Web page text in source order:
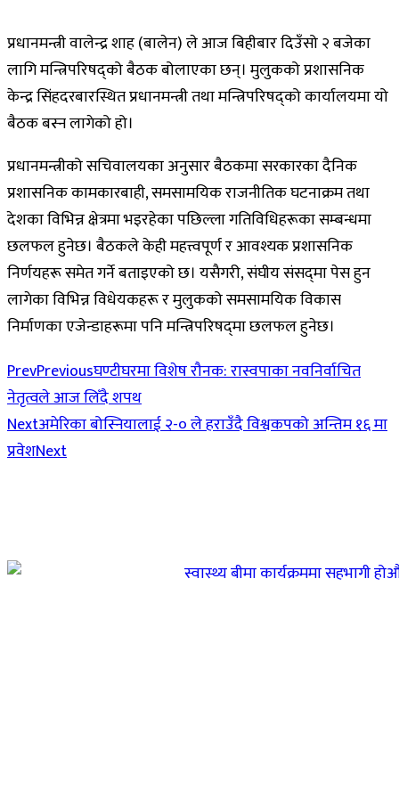
प्रधानमन्त्री वालेन्द्र शाह (बालेन) ले आज बिहीबार दिउँसो २ बजेका
लागि मन्त्रिपरिषद्को बैठक बोलाएका छन्। मुलुकको प्रशासनिक
केन्द्र सिंहदरबारस्थित प्रधानमन्त्री तथा मन्त्रिपरिषद्को कार्यालयमा यो
बैठक बस्न लागेको हो।
प्रधानमन्त्रीको सचिवालयका अनुसार बैठकमा सरकारका दैनिक
प्रशासनिक कामकारबाही, समसामयिक राजनीतिक घटनाक्रम तथा
देशका विभिन्न क्षेत्रमा भइरहेका पछिल्ला गतिविधिहरूका सम्बन्धमा
छलफल हुनेछ। बैठकले केही महत्त्वपूर्ण र आवश्यक प्रशासनिक
निर्णयहरू समेत गर्ने बताइएको छ। यसैगरी, संघीय संसद्‌मा पेस हुन
लागेका विभिन्न विधेयकहरू र मुलुकको समसामयिक विकास
निर्माणका एजेन्डाहरूमा पनि मन्त्रिपरिषद्‌मा छलफल हुनेछ।
PrevPreviousघण्टीघरमा विशेष रौनक: रास्वपाका नवनिर्वाचित
नेतृत्वले आज लिँदै शपथ
Nextअमेरिका बोस्नियालाई २-० ले हराउँदै विश्वकपको अन्तिम १६ मा
प्रवेशNext